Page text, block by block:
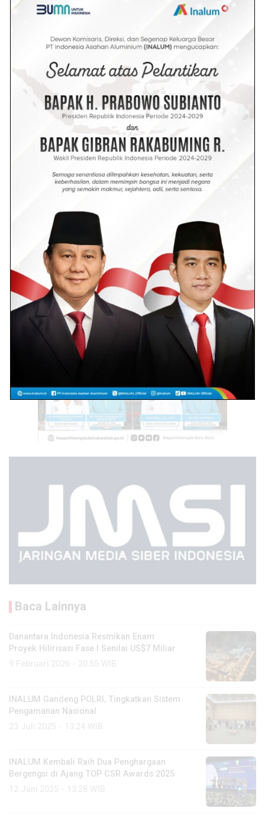
Baca Lainnya
Danantara Indonesia Resmikan Enam
Proyek Hilirisasi Fase I Senilai US$7 Miliar
INALUM Gandeng POLRI, Tingkatkan Sistem
Pengamanan Nasional
INALUM Kembali Raih Dua Penghargaan
Bergengsi di Ajang TOP CSR Awards 2025